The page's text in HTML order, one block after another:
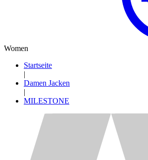
Women
Startseite
|
Damen Jacken
|
MILESTONE